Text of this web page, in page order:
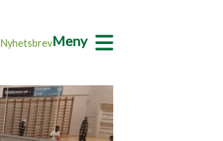
NyhetsbrevMeny